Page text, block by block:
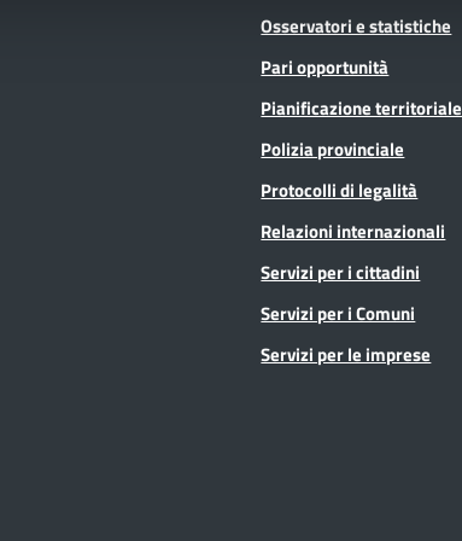
Osservatori e statistiche
Pari opportunità
Pianificazione territoriale
Polizia provinciale
Protocolli di legalità
Relazioni internazionali
Servizi per i cittadini
Servizi per i Comuni
Servizi per le imprese